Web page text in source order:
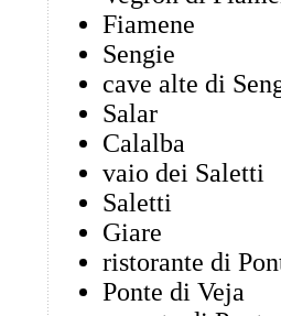
Fiamene
Sengie
cave alte di
Salar
Calalba
vaio dei Saletti
Saletti
Giare
ristorante di
Ponte di Veja